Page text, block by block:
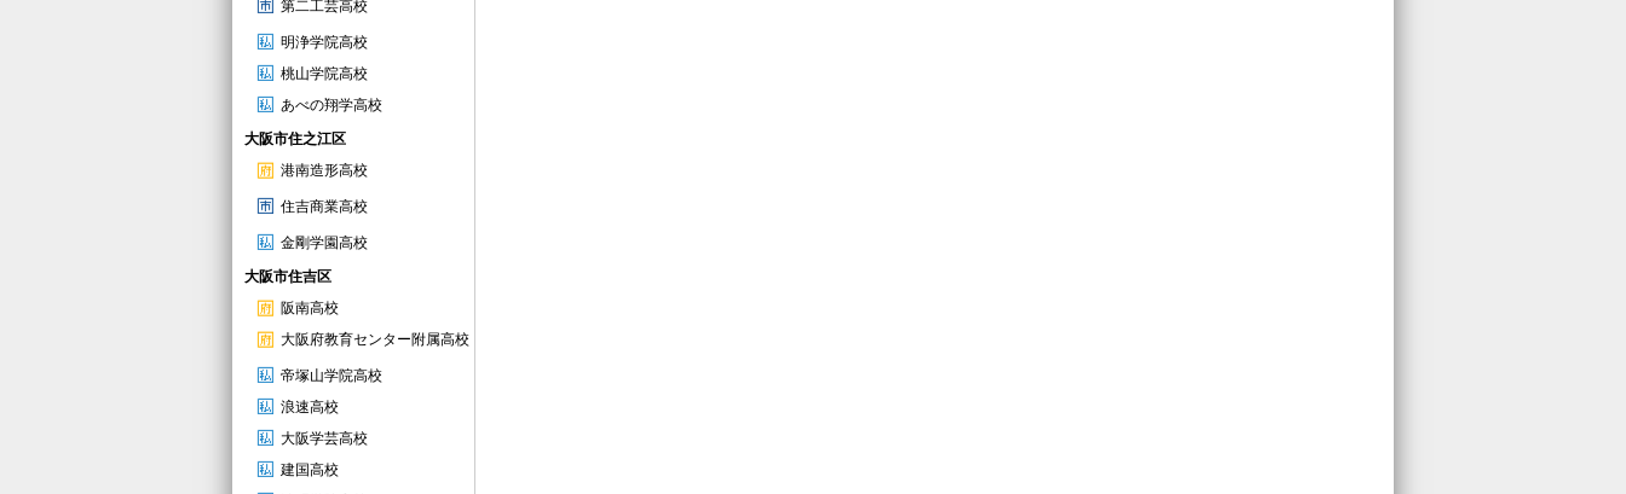
第二工芸高校
明浄学院高校
桃山学院高校
あべの翔学高校
大阪市住之江区
港南造形高校
住吉商業高校
金剛学園高校
大阪市住吉区
阪南高校
大阪府教育センター附属高校
帝塚山学院高校
浪速高校
大阪学芸高校
建国高校